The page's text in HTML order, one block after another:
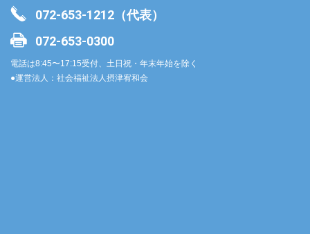
072-653-1212（代表）
072-653-0300
電話は8:45〜17:15受付、土日祝・年末年始を除く
●運営法人：社会福祉法人摂津宥和会